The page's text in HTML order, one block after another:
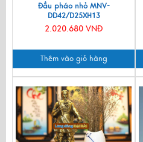
Đầu pháo nhỏ MNV-
DD42/D25XH13
2.020.680 VNĐ
Thêm vào giỏ hàng